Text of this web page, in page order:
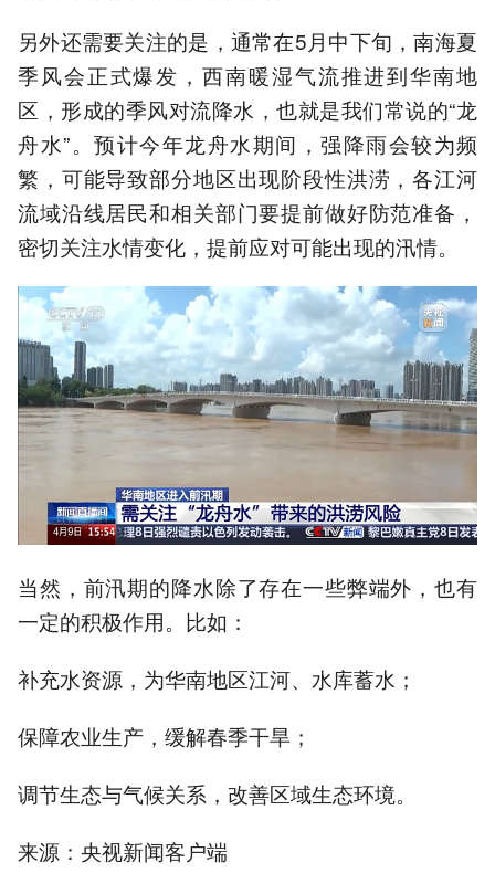
另外还需要关注的是，通常在5月中下旬，南海夏
季风会正式爆发，西南暖湿气流推进到华南地
区，形成的季风对流降水，也就是我们常说的“龙
舟水”。预计今年龙舟水期间，强降雨会较为频
繁，可能导致部分地区出现阶段性洪涝，各江河
流域沿线居民和相关部门要提前做好防范准备，
密切关注水情变化，提前应对可能出现的汛情。
当然，前汛期的降水除了存在一些弊端外，也有
一定的积极作用。比如：
补充水资源，为华南地区江河、水库蓄水；
保障农业生产，缓解春季干旱；
调节生态与气候关系，改善区域生态环境。
来源：央视新闻客户端